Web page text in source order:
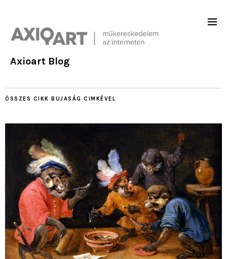
Axioart Blog
ÖSSZES CIKK BUJASÁG CIMKÉVEL